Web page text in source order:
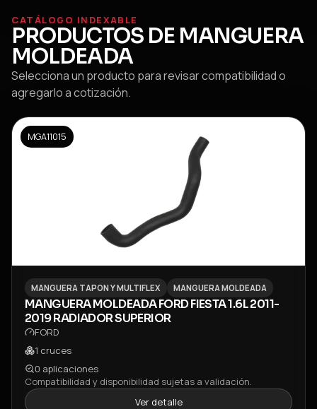
CATÁLOGO INDEXABLE
PRODUCTOS DE MANGUERA
MOLDEADA
Selecciona un producto para revisar compatibilidad o
agregarlo a cotización.
MGA11015
MANGUERA TAPON Y MULTIFLEX MANGUERA MOLDEADA
MANGUERA MOLDEADA FORD FIESTA 1.6L 2011-
2019 RADIADOR SUPERIOR
FORD
1 cruces
0 aplicaciones
Compatibilidad y disponibilidad sujetas a validación.
Ver detalle